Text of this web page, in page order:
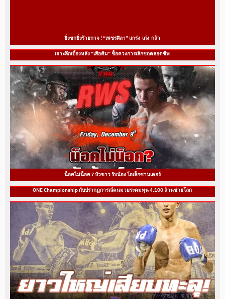
ยิ่งชกยิ่งร้ายกาจ ! “เพชรศิลา” แกร่ง-เก่ง-กล้า
เจาะลึกเบื้องหลัง “เสือคิม” ช็อควงการเลิกชกตลอดชีพ
น็อคไม่น็อค ? บัวขาว รับน้อง โอเล็กซานเดอร์
ONE Championship กับปรากฏการณ์คนมวยระดมทุน 4,100 ล้านช่วยโลก